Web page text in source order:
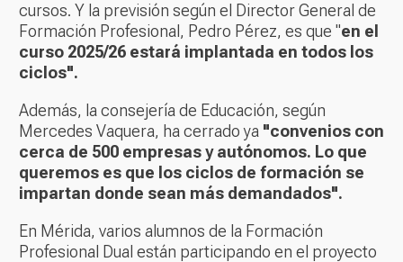
cursos. Y la previsión según el Director General de
Formación Profesional, Pedro Pérez, es que "en el
curso 2025/26 estará implantada en todos los
ciclos".
Además, la consejería de Educación, según
Mercedes Vaquera, ha cerrado ya "convenios con
cerca de 500 empresas y autónomos. Lo que
queremos es que los ciclos de formación se
impartan donde sean más demandados".
En Mérida, varios alumnos de la Formación
Profesional Dual están participando en el proyecto